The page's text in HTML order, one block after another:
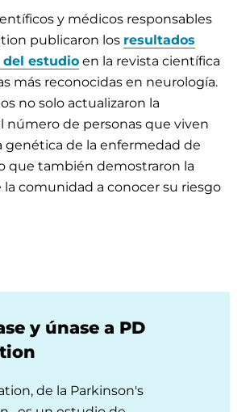
y médicos responsables
publicaron los resultados
del estudio en la revista científica
más reconocidas en neurología.
no solo actualizaron la
número de personas que viven
genética de la enfermedad de
que también demostraron la
comunidad a conocer su riesgo
y únase a PD
de la Parkinson's